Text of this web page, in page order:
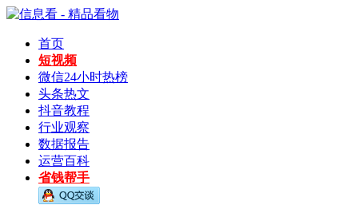
首页
短视频
微信24小时热榜
头条热文
抖音教程
行业观察
数据报告
运营百科
省钱帮手